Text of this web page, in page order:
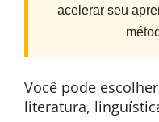
acelerar seu
Você pode
literatura,